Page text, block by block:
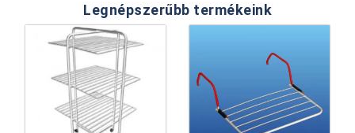
Legnépszerűbb termékeink